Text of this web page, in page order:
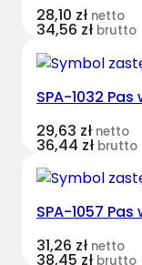
28,10 zł netto
34,56 zł brutto
SPA-1032
29,63 zł netto
36,44 zł brutto
SPA-1057
31,26 zł netto
38,45 zł brutto